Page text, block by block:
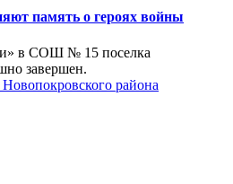
память о героях войны
в СОШ № 15 поселка
завершен.
района